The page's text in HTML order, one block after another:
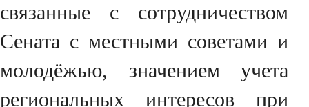
связанные с сотрудничеством
Сената с местными советами и
молодёжью, значением учета
региональных интересов при